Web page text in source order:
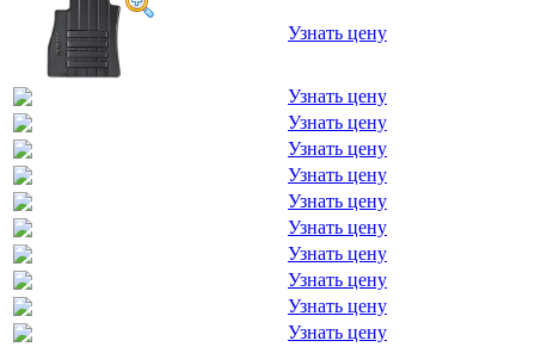
Узнать цену
Узнать цену
Узнать цену
Узнать цену
Узнать цену
Узнать цену
Узнать цену
Узнать цену
Узнать цену
Узнать цену
Узнать цену